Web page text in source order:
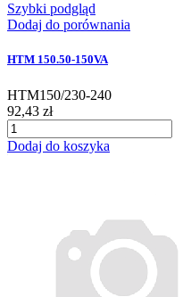
Szybki podgląd
Dodaj do porównania
HTM 150.50-150VA
HTM150/230-240
92,43 zł
Dodaj do koszyka